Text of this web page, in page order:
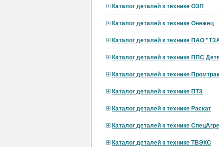
Каталог деталей к технике ОЗП
Каталог деталей к технике Онежец
Каталог деталей к технике ПАО
Каталог деталей к технике ППС
Каталог деталей к технике
Каталог деталей к технике ПТЗ
Каталог деталей к технике Раскат
Каталог деталей к технике
Каталог деталей к технике ТВЭКС